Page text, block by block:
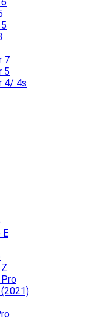
7
5
4/ 4s
E